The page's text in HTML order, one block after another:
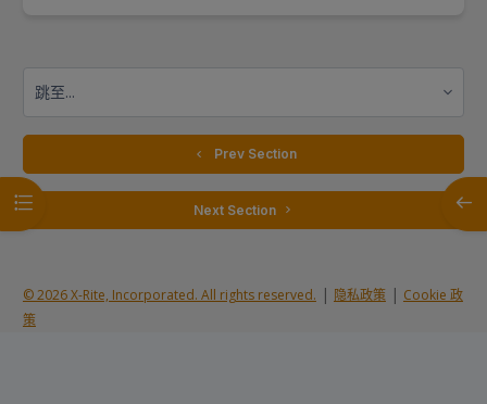
打开课程索引 打开
  Prev Section
Next Section
© 2026 X-Rite, Incorporated. All rights reserved. | 隐私政策| Cookie 政
策